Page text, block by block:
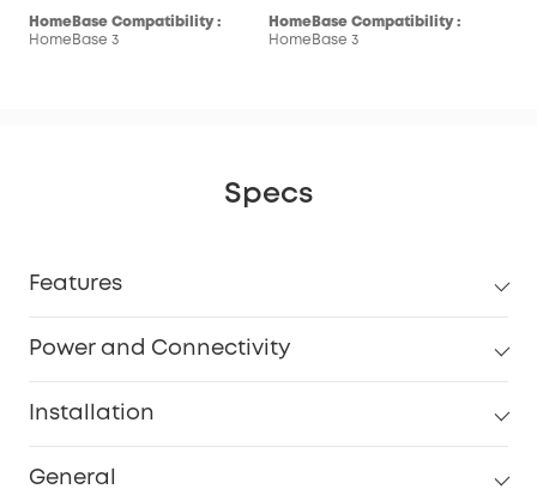
HomeBase Compatibility :
HomeBase 3
HomeBase Compatibility :
HomeBase 3
Specs
Features
Power and Connectivity
Installation
General